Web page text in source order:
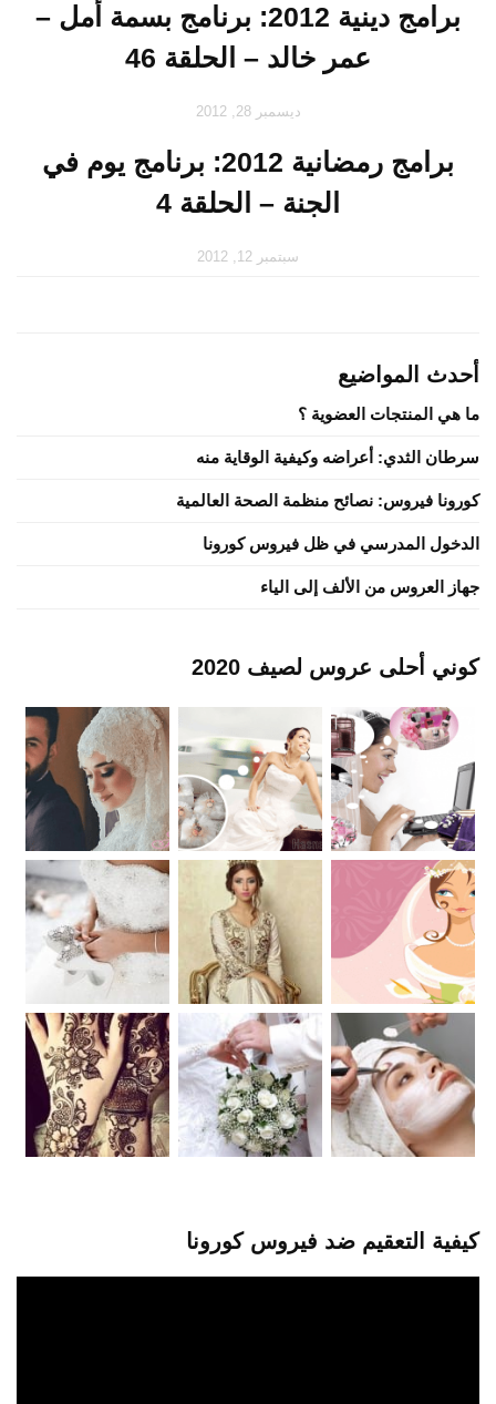
برامج دينية 2012: برنامج بسمة أمل –
عمر خالد – الحلقة 46
ديسمبر 28, 2012
برامج رمضانية 2012: برنامج يوم في
الجنة – الحلقة 4
سبتمبر 12, 2012
أحدث المواضيع
ما هي المنتجات العضوية ؟
سرطان الثدي: أعراضه وكيفية الوقاية منه
كورونا فيروس: نصائح منظمة الصحة العالمية
الدخول المدرسي في ظل فيروس كورونا
جهاز العروس من الألف إلى الياء
كوني أحلى عروس لصيف 2020
كيفية التعقيم ضد فيروس كورونا